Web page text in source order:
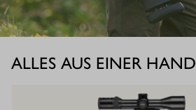
ALLES AUS EINER HAND